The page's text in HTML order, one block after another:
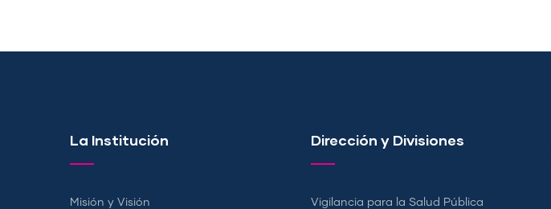
La Institución
Misión y Visión
Dirección y Divisiones
Vigilancia para la Salud Pública